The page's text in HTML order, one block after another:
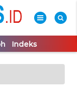
Indeks